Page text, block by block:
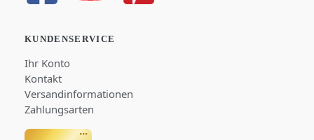
KUNDENSERVICE
Ihr Konto
Kontakt
Versandinformationen
Zahlungsarten